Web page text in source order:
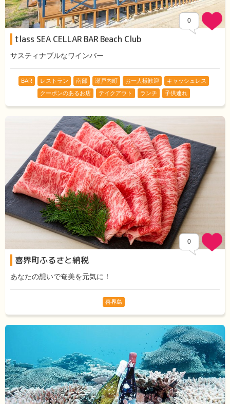
0
tlass SEA CELLAR BAR Beach Club
サスティナブルなワインバー
BAR レストラン 南部 瀬戸内町 お一人様歓迎
キャッシュレス
クーポンのあるお店
テイクアウト ランチ 子供連れ
0
喜界町ふるさと納税
あなたの想いで奄美を元気に！
喜界島